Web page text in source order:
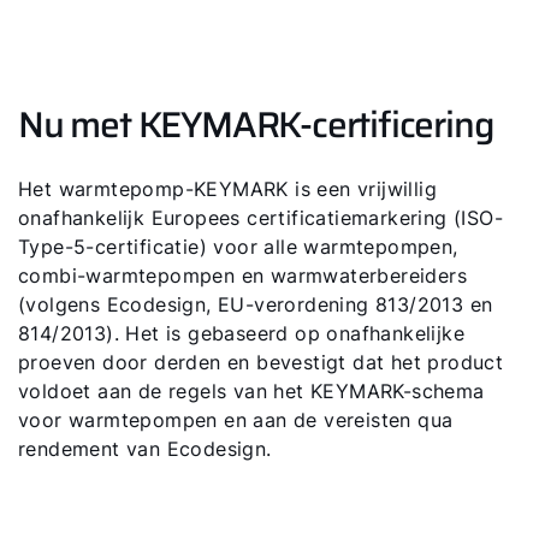
Nu met KEYMARK-certificering
Het warmtepomp-KEYMARK is een vrijwillig
onafhankelijk Europees certificatiemarkering (ISO-
Type-5-certificatie) voor alle warmtepompen,
combi-warmtepompen en warmwaterbereiders
(volgens Ecodesign, EU-verordening 813/2013 en
814/2013). Het is gebaseerd op onafhankelijke
proeven door derden en bevestigt dat het product
voldoet aan de regels van het KEYMARK-schema
voor warmtepompen en aan de vereisten qua
rendement van Ecodesign.